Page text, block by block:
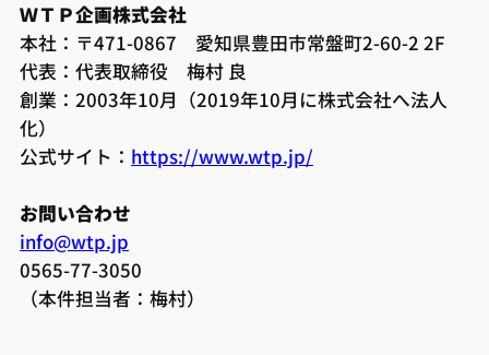
ＷＴＰ企画株式会社
本社：〒471-0867 愛知県豊田市常盤町2-60-2 2F
代表：代表取締役 梅村 良
創業：2003年10月（2019年10月に株式会社へ法人
化）
公式サイト： https://www.wtp.jp/
お問い合わせ
info@wtp.jp
0565-77-3050
（本件担当者：梅村）